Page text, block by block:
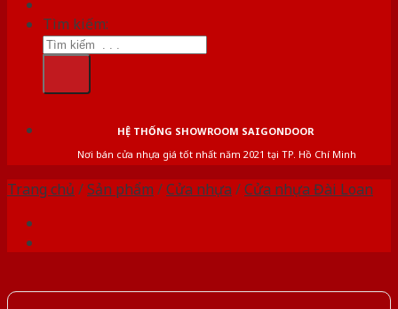
Tìm kiếm:
HỆ THỐNG SHOWROOM SAIGONDOOR
Nơi bán cửa nhựa giá tốt nhất năm 2021 tại TP. Hồ Chí Minh
Trang chủ /Sản phẩm /Cửa nhựa /Cửa nhựa Đài Loan